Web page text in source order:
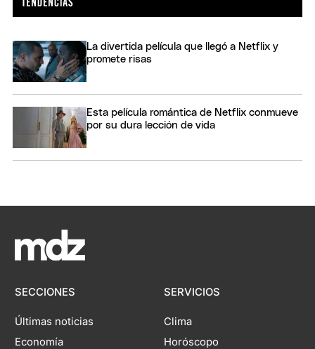
La divertida película que llegó a Netflix y
promete risas
Esta película romántica de Netflix conmueve
por su dura lección de vida
SECCIONES
Últimas noticias
Economía
SERVICIOS
Clima
Horóscopo